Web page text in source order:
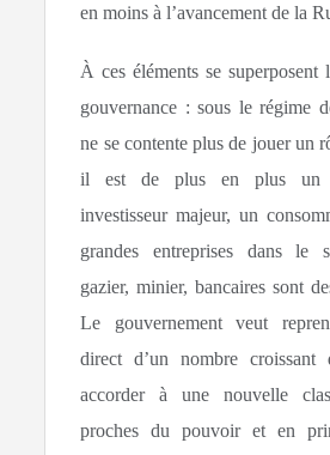
en moins à l’avancement de la
À ces éléments se superposent
gouvernance : sous le régime
ne se contente plus de jouer un
il est de plus en plus un
investisseur majeur, un
grandes entreprises dans le
gazier, minier, bancaires sont
Le gouvernement veut
direct d’un nombre croissant
accorder à une nouvelle
proches du pouvoir et en